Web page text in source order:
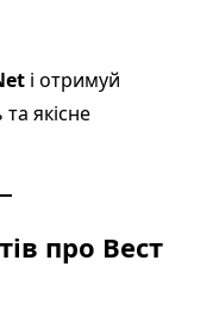
і отримуй
якісне
про Вест